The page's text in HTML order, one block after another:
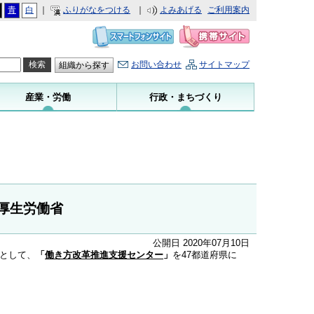
青 白 ふりがなをつける よみあげる ご利用案内
組織から探す お問い合わせ サイトマップ
産業・労働 行政・まちづくり
生労働省
公開日 2020年07月10日
して、
「 働き方改革推進支援センター 」 を47都道府県に